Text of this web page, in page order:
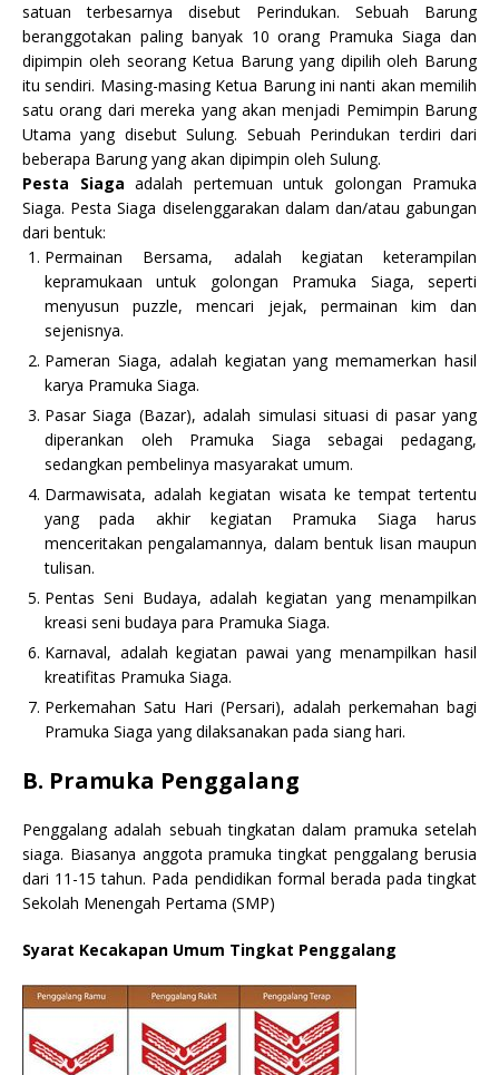
satuan terbesarnya disebut Perindukan. Sebuah Barung
beranggotakan paling banyak 10 orang Pramuka Siaga dan
dipimpin oleh seorang Ketua Barung yang dipilih oleh Barung
itu sendiri. Masing-masing Ketua Barung ini nanti akan memilih
satu orang dari mereka yang akan menjadi Pemimpin Barung
Utama yang disebut Sulung. Sebuah Perindukan terdiri dari
beberapa Barung yang akan dipimpin oleh Sulung.
Pesta Siaga adalah pertemuan untuk golongan Pramuka
Siaga. Pesta Siaga diselenggarakan dalam dan/atau gabungan
dari bentuk:
Permainan Bersama, adalah kegiatan keterampilan
kepramukaan untuk golongan Pramuka Siaga, seperti
menyusun puzzle, mencari jejak, permainan kim dan
sejenisnya.
Pameran Siaga, adalah kegiatan yang memamerkan hasil
karya Pramuka Siaga.
Pasar Siaga (Bazar), adalah simulasi situasi di pasar yang
diperankan oleh Pramuka Siaga sebagai pedagang,
sedangkan pembelinya masyarakat umum.
Darmawisata, adalah kegiatan wisata ke tempat tertentu
yang pada akhir kegiatan Pramuka Siaga harus
menceritakan pengalamannya, dalam bentuk lisan maupun
tulisan.
Pentas Seni Budaya, adalah kegiatan yang menampilkan
kreasi seni budaya para Pramuka Siaga.
Karnaval, adalah kegiatan pawai yang menampilkan hasil
kreatifitas Pramuka Siaga.
Perkemahan Satu Hari (Persari), adalah perkemahan bagi
Pramuka Siaga yang dilaksanakan pada siang hari.
B. Pramuka Penggalang
Penggalang adalah sebuah tingkatan dalam pramuka setelah
siaga. Biasanya anggota pramuka tingkat penggalang berusia
dari 11-15 tahun. Pada pendidikan formal berada pada tingkat
Sekolah Menengah Pertama (SMP)
Syarat Kecakapan Umum Tingkat Penggalang